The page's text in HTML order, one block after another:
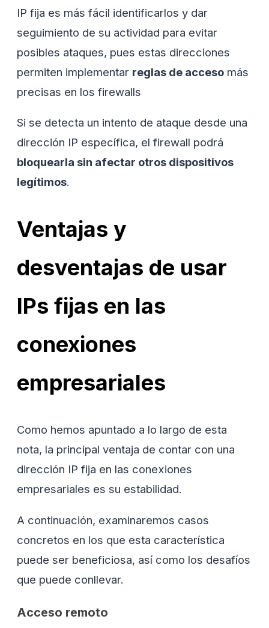
IP fija es más fácil identificarlos y dar
seguimiento de su actividad para evitar
posibles ataques, pues estas direcciones
permiten implementar reglas de acceso más
precisas en los firewalls
Si se detecta un intento de ataque desde una
dirección IP específica, el firewall podrá
bloquearla sin afectar otros dispositivos
legítimos.
Ventajas y
desventajas de usar
IPs fijas en las
conexiones
empresariales
Como hemos apuntado a lo largo de esta
nota, la principal ventaja de contar con una
dirección IP fija en las conexiones
empresariales es su estabilidad.
A continuación, examinaremos casos
concretos en los que esta característica
puede ser beneficiosa, así como los desafíos
que puede conllevar.
Acceso remoto